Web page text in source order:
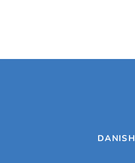
DANISH